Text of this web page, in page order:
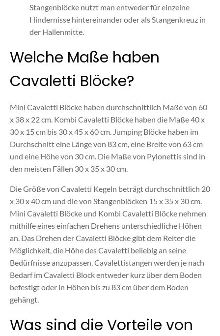
Stangenblöcke nutzt man entweder für einzelne
Hindernisse hintereinander oder als Stangenkreuz in
der Hallenmitte.
Welche Maße haben
Cavaletti Blöcke?
Mini Cavaletti Blöcke haben durchschnittlich Maße von 60
x 38 x 22 cm. Kombi Cavaletti Blöcke haben die Maße 40 x
30 x 15 cm bis 30 x 45 x 60 cm. Jumping Blöcke haben im
Durchschnitt eine Länge von 83 cm, eine Breite von 63 cm
und eine Höhe von 30 cm. Die Maße von Pylonettis sind in
den meisten Fällen 30 x 35 x 30 cm.
Die Größe von Cavaletti Kegeln beträgt durchschnittlich 20
x 30 x 40 cm und die von Stangenblöcken 15 x 35 x 30 cm.
Mini Cavaletti Blöcke und Kombi Cavaletti Blöcke nehmen
mithilfe eines einfachen Drehens unterschiedliche Höhen
an. Das Drehen der Cavaletti Blöcke gibt dem Reiter die
Möglichkeit, die Höhe des Cavaletti beliebig an seine
Bedürfnisse anzupassen. Cavalettistangen werden je nach
Bedarf im Cavaletti Block entweder kurz über dem Boden
befestigt oder in Höhen bis zu 83 cm über dem Boden
gehängt.
Was sind die Vorteile von